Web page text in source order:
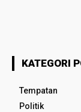
KATEGORI
Tempatan
Politik